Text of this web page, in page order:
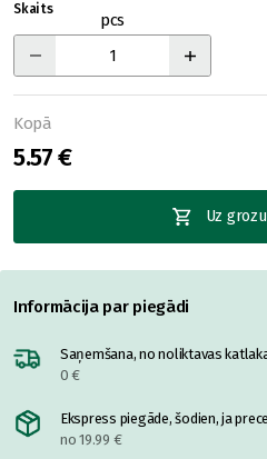
Skaits
pcs
Kopā
5.57 €
Uz grozu
Informācija par piegādi
Saņemšana, no noliktavas
0 €
Ekspress piegāde, šodien, ja
no 19.99 €